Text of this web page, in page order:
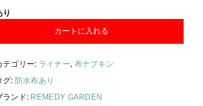
り
カートに入れる
テゴリー: ライナー, 布ナプキン
グ: 防水布あり
ランド: REMEDY GARDEN
タオル/ハンカチ
ソーラーランタン（クリーンエネ